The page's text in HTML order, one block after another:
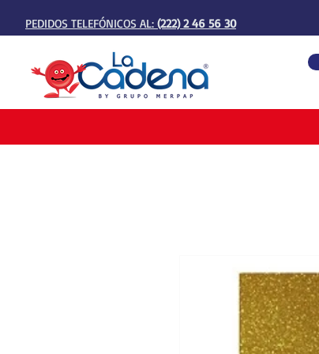
PEDIDOS TELEFÓNICOS AL: (222) 2 46 56 30